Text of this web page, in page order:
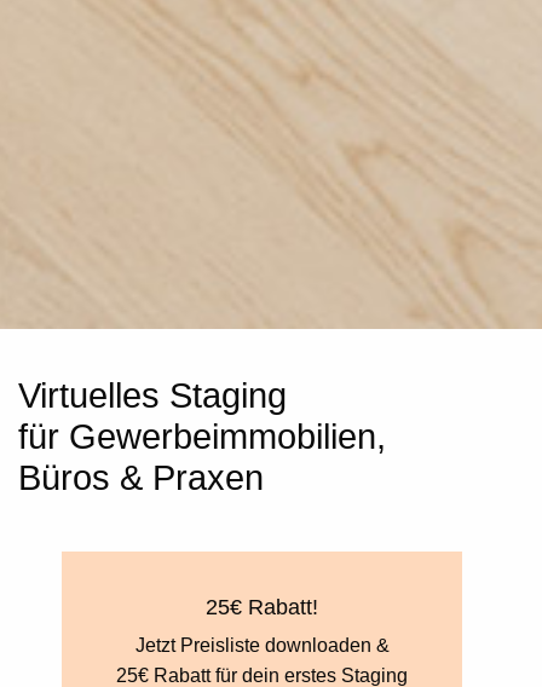
Virtuelles Staging
für Gewerbeimmobilien,
Büros & Praxen
25€ Rabatt!
Jetzt Preisliste downloaden &
25€ Rabatt für dein erstes Staging